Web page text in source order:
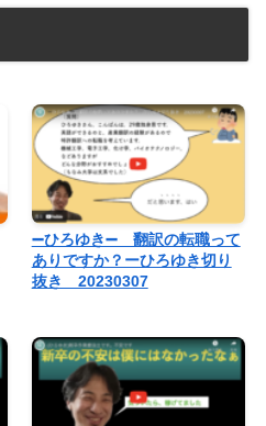
➖ひろゆき➖ 翻訳の転職って
ありですか？ーひろゆき切り
抜き 20230307